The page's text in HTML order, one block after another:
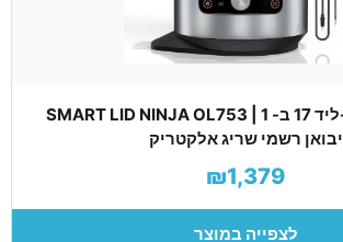
נינג’ה סמארט-ליד 17 ב- 1 | SMART LID NINJA OL753
יבואן רשמי שריג אלקטריק
₪1,379
לצפייה במוצר